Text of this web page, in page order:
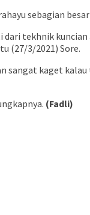
sebagian
tekhnik
(27/3/2021) Sore.
kaget
(Fadli)